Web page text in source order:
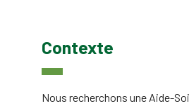
Contexte
Nous recherchons une Aide-